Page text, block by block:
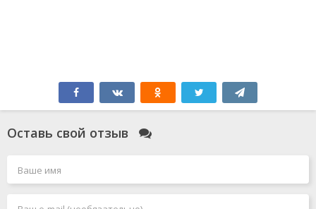
Оставь свой отзыв